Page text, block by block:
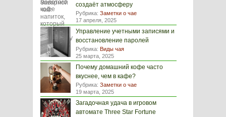
создаёт атмосферу
Рубрика: Заметки о чае
17 апреля, 2025
Управление учетными записями и
восстановление паролей
Рубрика: Виды чая
25 марта, 2025
Почему домашний кофе часто
вкуснее, чем в кафе?
Рубрика: Заметки о чае
19 марта, 2025
Загадочная удача в игровом
автомате Three Star Fortune